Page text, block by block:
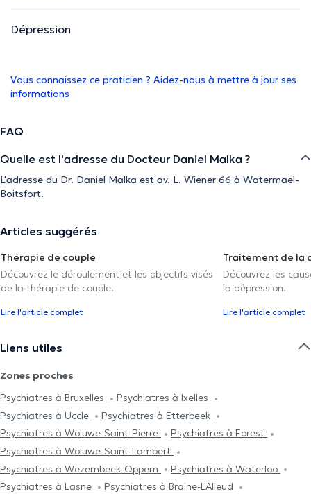
Dépression
Vous connaissez ce praticien ? Aidez-nous à mettre à jour ses
informations
FAQ
Quelle est l'adresse du Docteur Daniel Malka ?
L'adresse du Dr. Daniel Malka est av. L. Wiener 66 à Watermael-
Boitsfort.
Articles suggérés
Thérapie de couple
Découvrez le déroulement et les objectifs visés
de la thérapie de couple.
Lire l'article complet
Traitement de la
Découvrez les
la dépression.
Lire l'article complet
Liens utiles
Zones proches
Psychiatres à Bruxelles
Psychiatres à Ixelles
Psychiatres à Uccle
Psychiatres à Etterbeek
Psychiatres à Woluwe-Saint-Pierre
Psychiatres à Forest
Psychiatres à Woluwe-Saint-Lambert
Psychiatres à Wezembeek-Oppem
Psychiatres à Waterloo
Psychiatres à Lasne
Psychiatres à Braine-L'Alleud